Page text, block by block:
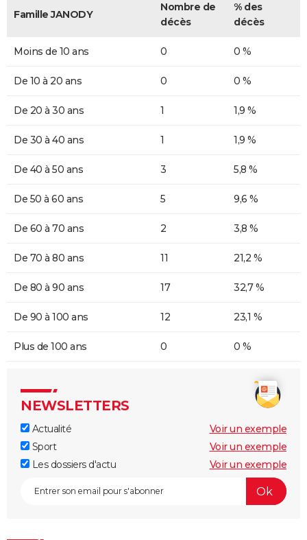
Famille JANODY
Nombre de
décès
% des
décès
Moins de 10 ans 0 0 %
De 10 à 20 ans 0 0 %
De 20 à 30 ans 1 1,9 %
De 30 à 40 ans 1 1,9 %
De 40 à 50 ans 3 5,8 %
De 50 à 60 ans 5 9,6 %
De 60 à 70 ans 2 3,8 %
De 70 à 80 ans 11 21,2 %
De 80 à 90 ans 17 32,7 %
De 90 à 100 ans 12 23,1 %
Plus de 100 ans 0 0 %
NEWSLETTERS
Actualité
Voir un exemple
Sport
Voir un exemple
Les dossiers d'actu
Voir un exemple